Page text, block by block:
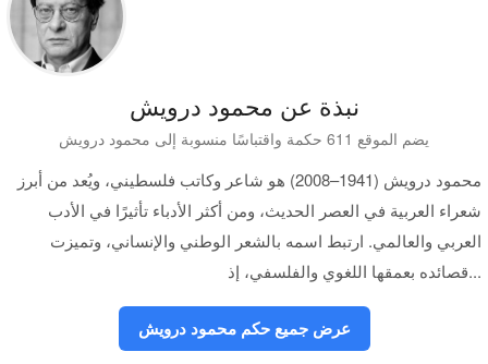
نبذة عن محمود درويش
يضم الموقع 611 حكمة واقتباسًا منسوبة إلى محمود درويش
محمود درويش (1941–2008) هو شاعر وكاتب فلسطيني، ويُعد من أبرز
شعراء العربية في العصر الحديث، ومن أكثر الأدباء تأثيرًا في الأدب
العربي والعالمي. ارتبط اسمه بالشعر الوطني والإنساني، وتميزت
قصائده بعمقها اللغوي والفلسفي، إذ...
عرض جميع حكم محمود درويش